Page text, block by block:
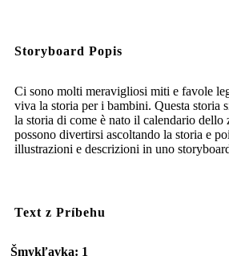
Storyboard Popis
Ci sono molti meravigliosi miti e favole
viva la storia per i bambini. Questa storia
la storia di come è nato il calendario dello
possono divertirsi ascoltando la storia e
illustrazioni e descrizioni in uno
Text z Príbehu
Šmykľavka: 1